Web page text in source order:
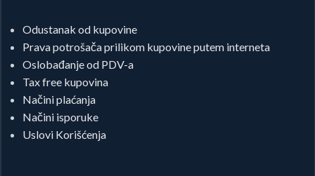
Odustanak od kupovine
Prava potrošača prilikom kupovine putem interneta
Oslobađanje od PDV-a
Tax free kupovina
Načini plaćanja
Načini isporuke
Uslovi Korišćenja